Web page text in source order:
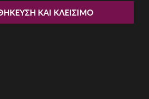
Garbalia
ΚΑΙ ΚΛΕΊΣΙΜΟ